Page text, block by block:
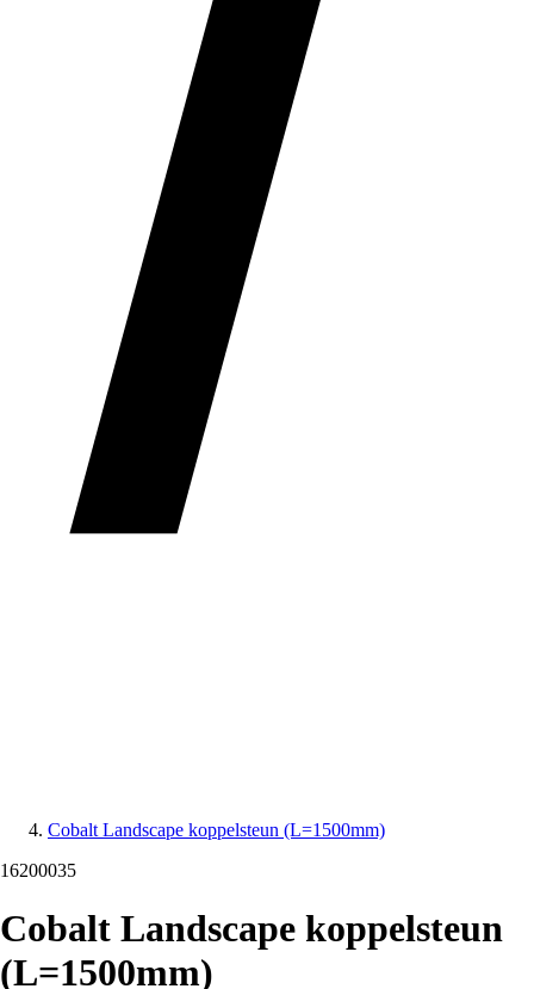
Cobalt Landscape koppelsteun (L=1500mm)
16200035
Cobalt Landscape koppelsteun
(L=1500mm)